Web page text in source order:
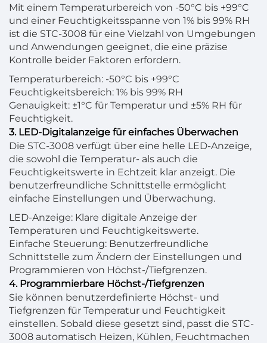
Mit einem Temperaturbereich von -50°C bis +99°C
und einer Feuchtigkeitsspanne von 1% bis 99% RH
ist die STC-3008 für eine Vielzahl von Umgebungen
und Anwendungen geeignet, die eine präzise
Kontrolle beider Faktoren erfordern.
Temperaturbereich: -50°C bis +99°C
Feuchtigkeitsbereich: 1% bis 99% RH
Genauigkeit: ±1°C für Temperatur und ±5% RH für
Feuchtigkeit.
3. LED-Digitalanzeige für einfaches Überwachen
Die STC-3008 verfügt über eine helle LED-Anzeige,
die sowohl die Temperatur- als auch die
Feuchtigkeitswerte in Echtzeit klar anzeigt. Die
benutzerfreundliche Schnittstelle ermöglicht
einfache Einstellungen und Überwachung.
LED-Anzeige: Klare digitale Anzeige der
Temperaturen und Feuchtigkeitswerte.
Einfache Steuerung: Benutzerfreundliche
Schnittstelle zum Ändern der Einstellungen und
Programmieren von Höchst-/Tiefgrenzen.
4. Programmierbare Höchst-/Tiefgrenzen
Sie können benutzerdefinierte Höchst- und
Tiefgrenzen für Temperatur und Feuchtigkeit
einstellen. Sobald diese gesetzt sind, passt die STC-
3008 automatisch Heizen, Kühlen, Feuchtmachen